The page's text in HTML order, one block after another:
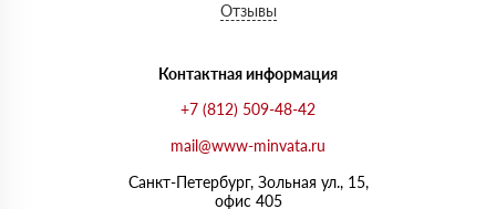
Отзывы
Контактная информация
+7 (812) 509-48-42
mail@www-minvata.ru
Санкт-Петербург, Зольная ул., 15,
офис 405